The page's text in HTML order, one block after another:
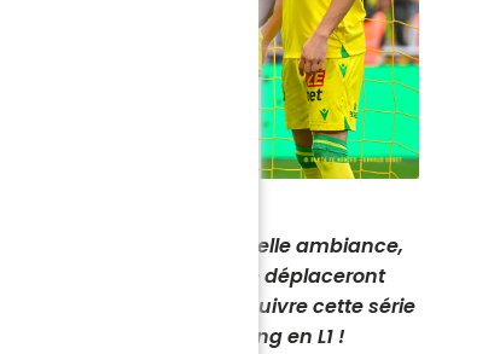
clean-sheet et une très belle ambiance,
Beaujoire ! Les Canaris se déplaceront
J10), pour tenter de poursuivre cette série
troisième succès de rang en L1 !